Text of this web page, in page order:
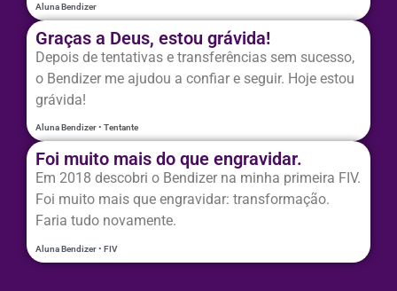
Aluna Bendizer
Graças a Deus, estou grávida!
Depois de tentativas e transferências sem sucesso,
o Bendizer me ajudou a confiar e seguir. Hoje estou
grávida!
Aluna Bendizer • Tentante
Foi muito mais do que engravidar.
Em 2018 descobri o Bendizer na minha primeira FIV.
Foi muito mais que engravidar: transformação.
Faria tudo novamente.
Aluna Bendizer • FIV